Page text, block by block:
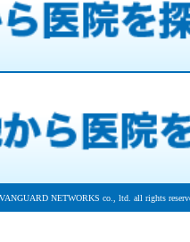
NETWORKS co., ltd. all rights